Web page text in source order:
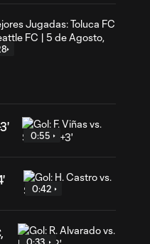
0:55
0:42
0:33